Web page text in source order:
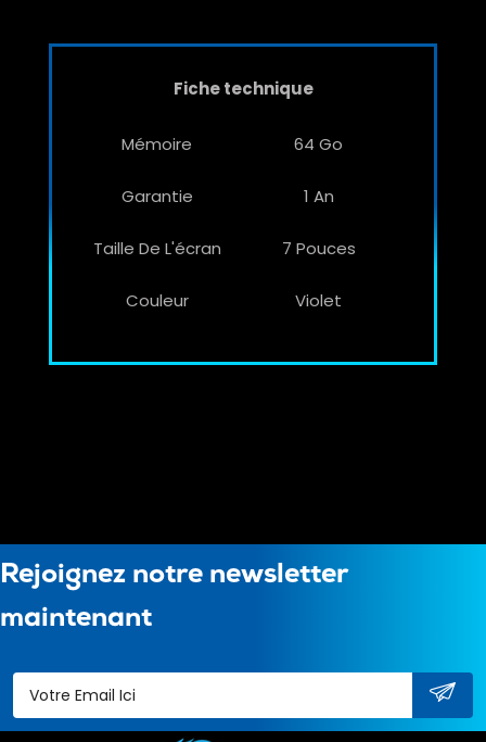
Fiche technique
Mémoire 64 Go
Garantie 1 An
Taille De L'écran 7 Pouces
Couleur Violet
Rejoignez notre newsletter
maintenant